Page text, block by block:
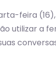
feira (16),
utilizar a